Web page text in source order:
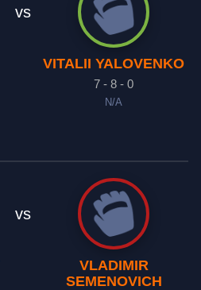
vs
VITALII YALOVENKO
7 - 8 - 0
N/A
vs
VLADIMIR
SEMENOVICH